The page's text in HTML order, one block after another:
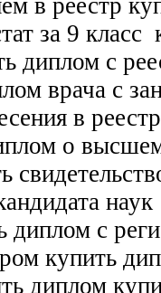
в реестр
за 9 класс
диплом с
врача с
в
о
наук
диплом с
купить
диплом